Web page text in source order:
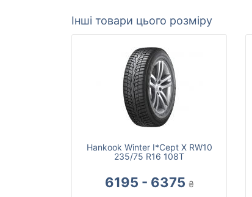
Інші товари цього розміру
Hankook Winter I*Cept X RW10
235/75 R16 108T
6195 - 6375 ₴